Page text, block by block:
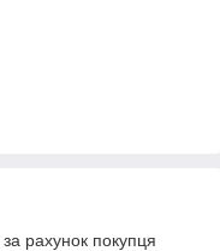
рахунок покупця